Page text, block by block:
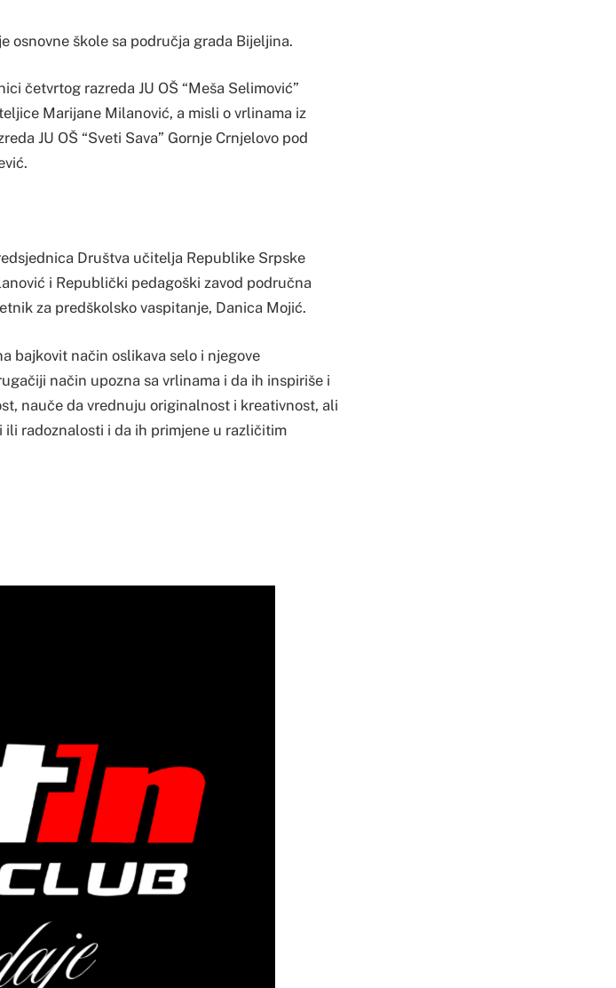
osnovne škole sa područja grada Bijeljina.
četvrtog razreda JU OŠ “Meša Selimović”
Marijane Milanović, a misli o vrlinama iz
JU OŠ “Sveti Sava” Gornje Crnjelovo pod
Društva učitelja Republike Srpske
i Republički pedagoški zavod područna
za predškolsko vaspitanje, Danica Mojić.
bajkovit način oslikava selo i njegove
način upozna sa vrlinama i da ih inspiriše i
nauče da vrednuju originalnost i kreativnost, ali
radoznalosti i da ih primjene u različitim